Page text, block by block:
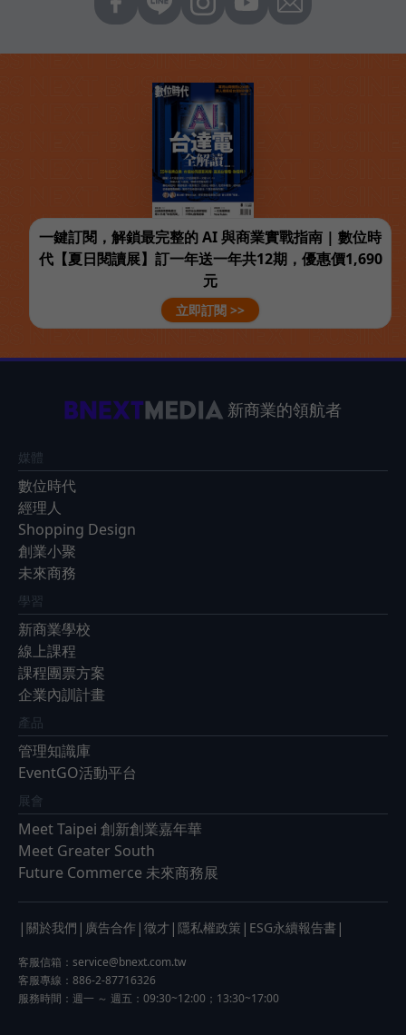
一鍵訂閱，解鎖最完整的 AI 與商業實戰指南 | 數位時
代【夏日閱讀展】訂一年送一年共12期，優惠價1,690
元
立即訂閱 >>
新商業的領航者
媒體
數位時代
經理人
Shopping Design
創業小聚
未來商務
學習
新商業學校
線上課程
課程團票方案
企業內訓計畫
產品
管理知識庫
EventGO活動平台
展會
Meet Taipei 創新創業嘉年華
Meet Greater South
Future Commerce 未來商務展
| 關於我們 | 廣告合作 | 徵才 | 隱私權政策 | ESG永續報告書 |
客服信箱： service@bnext.com.tw
客服專線：886-2-87716326
服務時間：週一 ～ 週五：09:30~12:00；13:30~17:00